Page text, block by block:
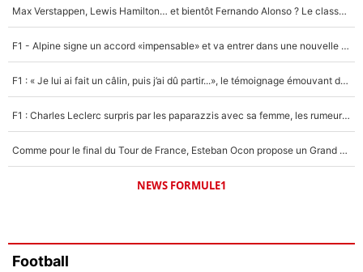
Un autre joueur
5%
Max Verstappen, Lewis Hamilton… et bientôt Fernando Alonso ? Le classement des pilotes les mieux payés en Formule 1 risque de changer !
F1 - Alpine signe un accord «impensable» et va entrer dans une nouvelle dimension : Grande nouvelle pour Pierre Gasly !
F1 : « Je lui ai fait un câlin, puis j’ai dû partir...», le témoignage émouvant de Max Verstappen sur sa fille
F1 : Charles Leclerc surpris par les paparazzis avec sa femme, les rumeurs étaient vraies !
Comme pour le final du Tour de France, Esteban Ocon propose un Grand Prix de Formule 1 à Paris : «Autour de l’Arc de Triomphe, ce serait génial» !
NEWS FORMULE1
Football